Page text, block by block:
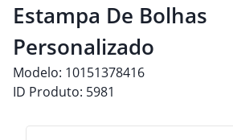
Estampa De Bolhas
Personalizado
Modelo: 10151378416
ID Produto: 5981